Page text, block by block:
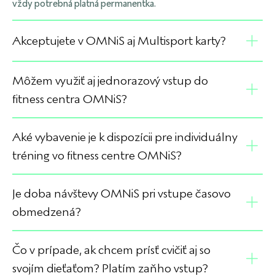
vždy potrebná platná permanentka.
Akceptujete v OMNiS aj Multisport karty?
Môžem využiť aj jednorazový vstup do
fitness centra OMNiS?
Aké vybavenie je k dispozícii pre individuálny
tréning vo fitness centre OMNiS?
Je doba návštevy OMNiS pri vstupe časovo
obmedzená?
Čo v prípade, ak chcem prísť cvičiť aj so
svojím dieťaťom? Platím zaňho vstup?